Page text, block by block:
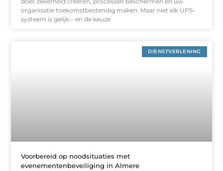
organisatie toekomstbestendig maken. Maar niet elk UPS-
systeem is gelijk – en de keuze
DIENSTVERLENING
Voorbereid op noodsituaties met
evenementenbeveiliging in Almere